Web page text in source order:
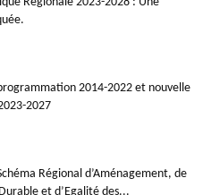
2014-2022 et nouvelle
2027
Régional d’Aménagement, de
et d’Egalité des...